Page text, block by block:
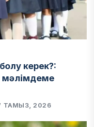
керек?:
мәлімдеме
ТАМЫЗ, 2026